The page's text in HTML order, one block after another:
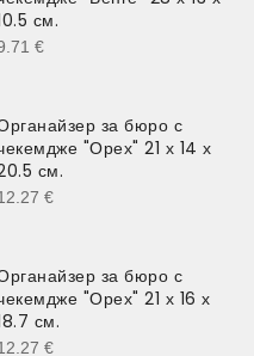
см.
€
за бюро с
"Орех" 21 х 14 х
см.
€
за бюро с
"Орех" 21 х 16 х
см.
€